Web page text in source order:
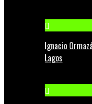
Ignacio
Lagos